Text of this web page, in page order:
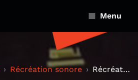
Menu
Récréation sonore Récréation sonore : Une vie sur l'eau